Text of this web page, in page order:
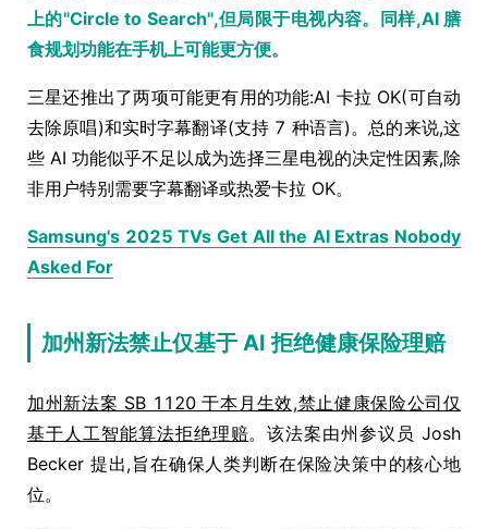
上的"Circle to Search",但局限于电视内容。同样,AI 膳
食规划功能在手机上可能更方便。
三星还推出了两项可能更有用的功能:AI 卡拉 OK(可自动
去除原唱)和实时字幕翻译(支持 7 种语言)。总的来说,这
些 AI 功能似乎不足以成为选择三星电视的决定性因素,除
非用户特别需要字幕翻译或热爱卡拉 OK。
Samsung's 2025 TVs Get All the AI Extras Nobody
Asked For
加州新法禁止仅基于 AI 拒绝健康保险理赔
加州新法案 SB 1120 于本月生效,禁止健康保险公司仅
基于人工智能算法拒绝理赔。该法案由州参议员 Josh
Becker 提出,旨在确保人类判断在保险决策中的核心地
位。